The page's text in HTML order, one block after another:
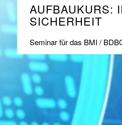
AUFBAUKURS:
SICHERHEIT
Seminar für das BMI /